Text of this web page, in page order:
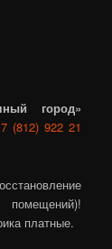
город»
(812) 922 21
помещений)!
платные.